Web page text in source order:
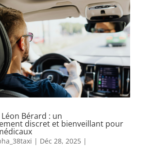
Bérard : un
discret et bienveillant pour
| Déc 28, 2025|